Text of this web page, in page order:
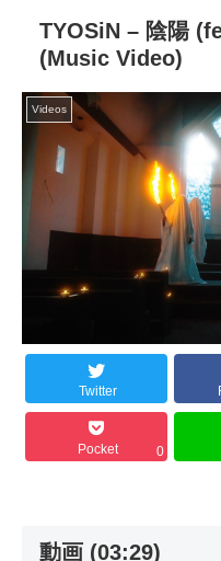
TYOSiN – 陰陽
(Music Video)
Videos
Twitter
Pocket 0
動画 (03:29)